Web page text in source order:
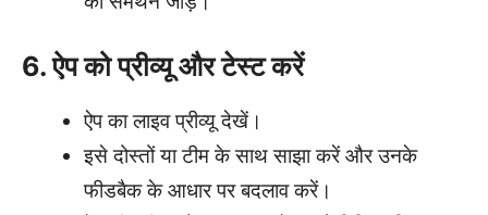
6. ऐप को प्रीव्यू और टेस्ट करें
ऐप का लाइव प्रीव्यू देखें।
इसे दोस्तों या टीम के साथ साझा करें और उनके
फीडबैक के आधार पर बदलाव करें।